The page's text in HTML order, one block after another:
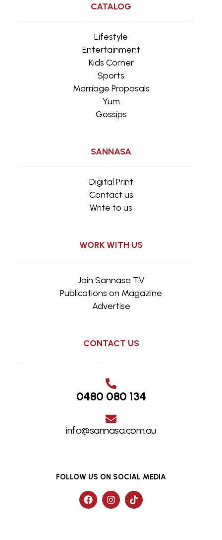
CATALOG
Lifestyle
Entertainment
Kids Corner
Sports
Marriage Proposals
Yum
Gossips
SANNASA
Digital Print
Contact us
Write to us
WORK WITH US
Join Sannasa TV
Publications on Magazine
Advertise
CONTACT US
0480 080 134
info@sannasa.com.au
FOLLOW US ON SOCIAL MEDIA